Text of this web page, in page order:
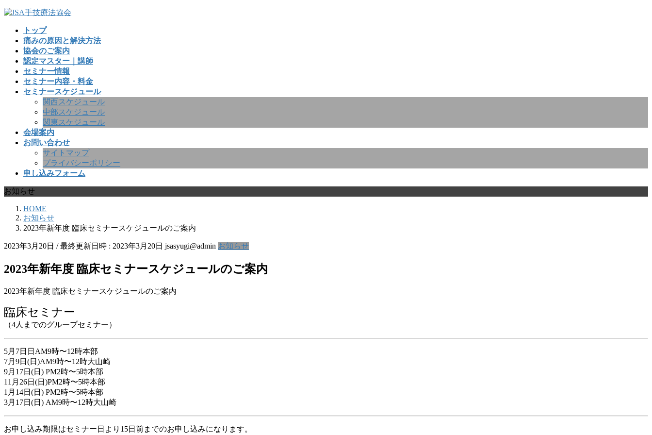
コ
ナ
トップ
痛みの原因と解決方法
協会のご案内
認定マスター｜講師
セミナー情報
セミナー内容・料金
セミナースケジュール
関西スケジュール
中部スケジュール
関東スケジュール
会場案内
お問い合わせ
サイトマップ
プライバシーポリシー
申し込みフォーム
お知らせ
HOME
お知らせ
2023年新年度 臨床セミナースケジュールのご案内
2023年3月20日 / 最終更新日時 : 2023年3月20日 jsasyugi@admin お知らせ
2023年新年度 臨床セミナースケジュールのご案内
2023年新年度 臨床セミナースケジュールのご案内
臨床セミナー
（4人までのグループセミナー）
5月7日日AM9時〜12時本部
7月9日(日)AM9時〜12時大山崎
9月17日(日) PM2時〜5時本部
11月26日(日)PM2時〜5時本部
1月14日(日) PM2時〜5時本部
3月17日(日) AM9時〜12時大山崎
お申し込み期限はセミナー日より15日前までのお申し込みになります。